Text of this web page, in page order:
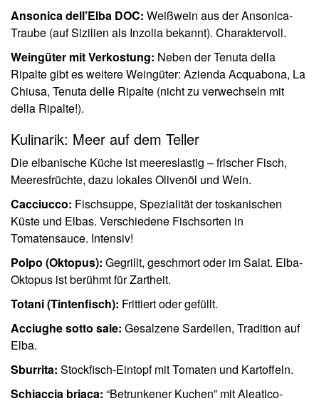
Ansonica dell’Elba DOC: Weißwein aus der Ansonica-
Traube (auf Sizilien als Inzolia bekannt). Charaktervoll.
Weingüter mit Verkostung: Neben der Tenuta della
Ripalte gibt es weitere Weingüter: Azienda Acquabona, La
Chiusa, Tenuta delle Ripalte (nicht zu verwechseln mit
della Ripalte!).
Kulinarik: Meer auf dem Teller
Die elbanische Küche ist meereslastig – frischer Fisch,
Meeresfrüchte, dazu lokales Olivenöl und Wein.
Cacciucco: Fischsuppe, Spezialität der toskanischen
Küste und Elbas. Verschiedene Fischsorten in
Tomatensauce. Intensiv!
Polpo (Oktopus): Gegrillt, geschmort oder im Salat. Elba-
Oktopus ist berühmt für Zartheit.
Totani (Tintenfisch): Frittiert oder gefüllt.
Acciughe sotto sale: Gesalzene Sardellen, Tradition auf
Elba.
Sburrita: Stockfisch-Eintopf mit Tomaten und Kartoffeln.
Schiaccia briaca: “Betrunkener Kuchen” mit Aleatico-